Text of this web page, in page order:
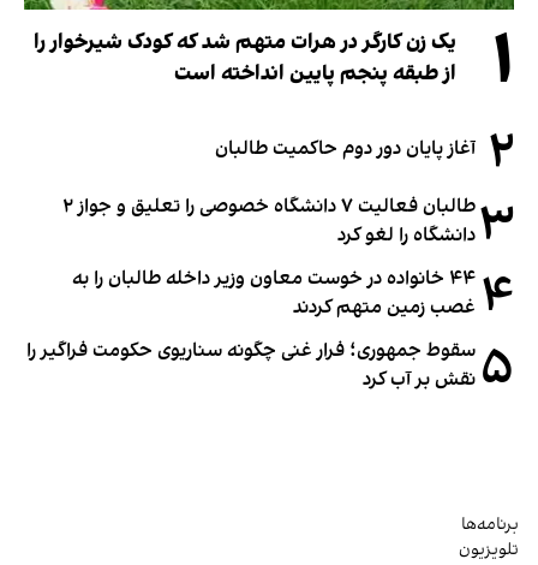
۱
یک زن کارگر در هرات متهم شد که کودک شیرخوار را
از طبقه پنجم پایین انداخته است
۲ آغاز پایان دور دوم حاکمیت طالبان
۳
طالبان فعالیت ۷ دانشگاه خصوصی را تعلیق و جواز ۲
دانشگاه را لغو کرد
۴
۴۴ خانواده در خوست معاون وزیر داخله طالبان را به
غصب زمین متهم کردند
۵ سقوط جمهوری؛ فرار غنی چگونه سناریوی حکومت فراگیر را
نقش بر آب کرد
برنامه‌ها
تلویزیون